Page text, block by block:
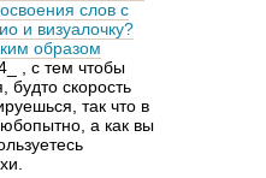
слов с
и визуалочку?
образом
, с тем чтобы
будто скорость
так что в
а как вы